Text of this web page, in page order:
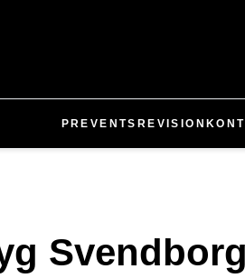
PR EVENTS REVISION